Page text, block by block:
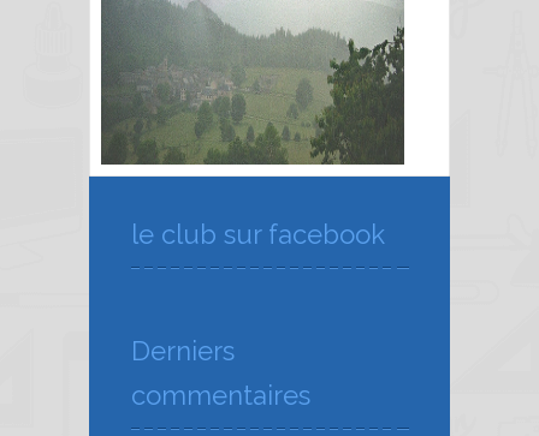
le club sur facebook
Derniers
commentaires